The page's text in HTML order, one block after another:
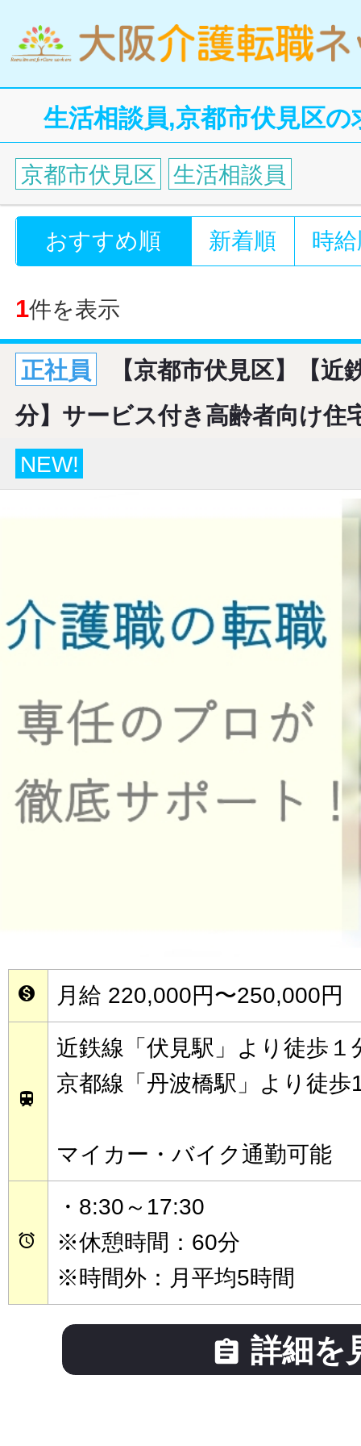
生活相談員,京都市伏見区
京都市伏見区 生活相談員
おすすめ順 新着順 時
1件を表示
正社員
【京都市伏見区】【近
分】サービス付き高齢者向け住
NEW!
 月給 220,000円〜250,000円

近鉄線「伏見駅」より徒歩１
京都線「丹波橋駅」より徒歩
マイカー・バイク通勤可能

・8:30～17:30
※休憩時間：60分
※時間外：月平均5時間
 詳細を